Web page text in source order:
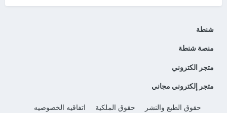
شنطة
منصة شنطة
متجر الكتروني
متجر إلكتروني مجاني
حقوق الطبع والنشر حقوق الملكية اتفاقيه الخصوصيه